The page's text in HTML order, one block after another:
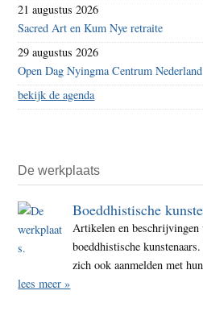
21 augustus 2026
Sacred Art en Kum Nye retraite
29 augustus 2026
Open Dag Nyingma Centrum Nederland
bekijk de agenda
De werkplaats
Boeddhistische
Artikelen en beschrijvingen
boeddhistische
zich ook aanmelden met
lees meer »